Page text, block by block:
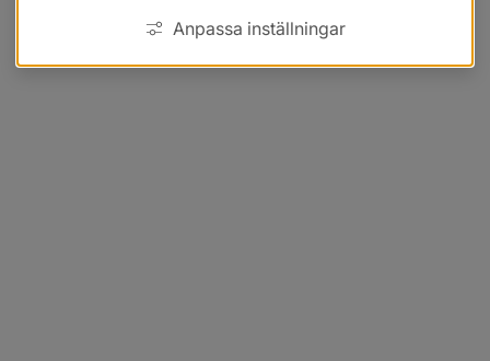
Anpassa inställningar